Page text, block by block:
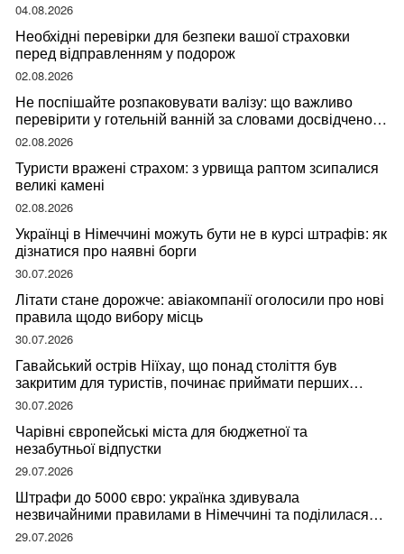
04.08.2026
Необхідні перевірки для безпеки вашої страховки
перед відправленням у подорож
02.08.2026
Не поспішайте розпаковувати валізу: що важливо
перевірити у готельній ванній за словами досвідченої
мандрівниці
02.08.2026
Туристи вражені страхом: з урвища раптом зсипалися
великі камені
02.08.2026
Українці в Німеччині можуть бути не в курсі штрафів: як
дізнатися про наявні борги
30.07.2026
Літати стане дорожче: авіакомпанії оголосили про нові
правила щодо вибору місць
30.07.2026
Гавайський острів Ніїхау, що понад століття був
закритим для туристів, починає приймати перших
відвідувачів
30.07.2026
Чарівні європейські міста для бюджетної та
незабутньої відпустки
29.07.2026
Штрафи до 5000 євро: українка здивувала
незвичайними правилами в Німеччині та поділилася
правдою
29.07.2026